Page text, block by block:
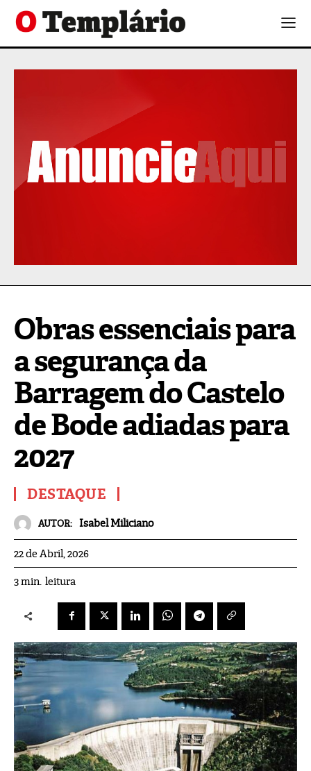
Obras essenciais para
a segurança da
Barragem do Castelo
de Bode adiadas para
2027
DESTAQUE
AUTOR: Isabel Miliciano
22 de Abril, 2026
3min. leitura